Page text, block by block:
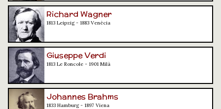
Richard Wagner
1813 Leipzig - 1883 Venècia
Giuseppe Verdi
1813 Le Roncole - 1901 Milà
Johannes Brahms
1833 Hamburg - 1897 Viena